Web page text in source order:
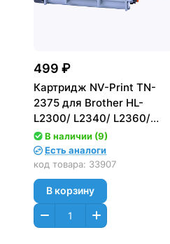
499 ₽
Картридж NV-Print TN-
2375 для Brother HL-
L2300/ L2340/ L2360/
L2365, DCP-L2500/ L2520/
L2540/ L2560, MFC-L2700
(2600стр.)
В наличии (9)
Есть аналоги
код товара: 33907
В корзину